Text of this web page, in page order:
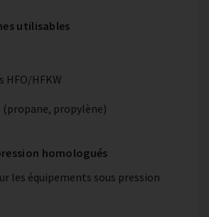
utilisables
HFO/HFKW
(propane, propylène)
homologués
les équipements sous pression